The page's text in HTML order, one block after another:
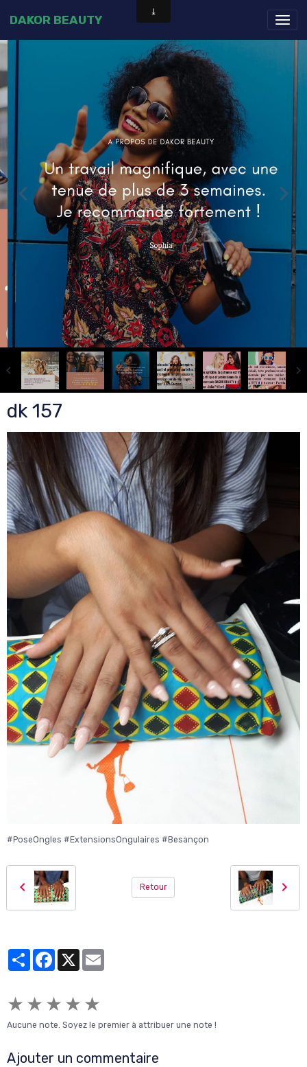
DAKOR BEAUTY
dk 157
#PoseOngles #ExtensionsOngulaires #Besançon
Retour
PartagerFacebook
★ ★ ★ ★ ★
Aucune note. Soyez le premier à attribuer une note !
Ajouter un commentaire